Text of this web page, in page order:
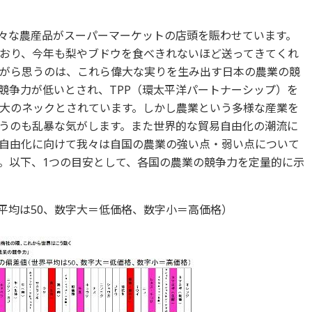
農産品がスーパーマーケットの店頭を賑わせています。
り、今年も梨やブドウを食べきれないほど送ってきてくれ
ら思うのは、これら偉大な実りを生み出す日本の農業の競
争力が低いとされ、TPP（環太平洋パートナーシップ）を
のネックとされています。しかし農業という多様な産業を
のも乱暴な気がします。また世界的な貿易自由化の潮流に
由化に向けて我々は自国の農業の強い点・弱い点について
以下、1つの目安として、各国の農業の競争力を定量的に示
は50、数字大＝低価格、数字小＝高価格）